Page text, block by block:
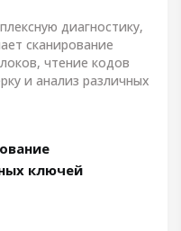
диагностику,
сканирование
чтение кодов
и анализ различных
ключей